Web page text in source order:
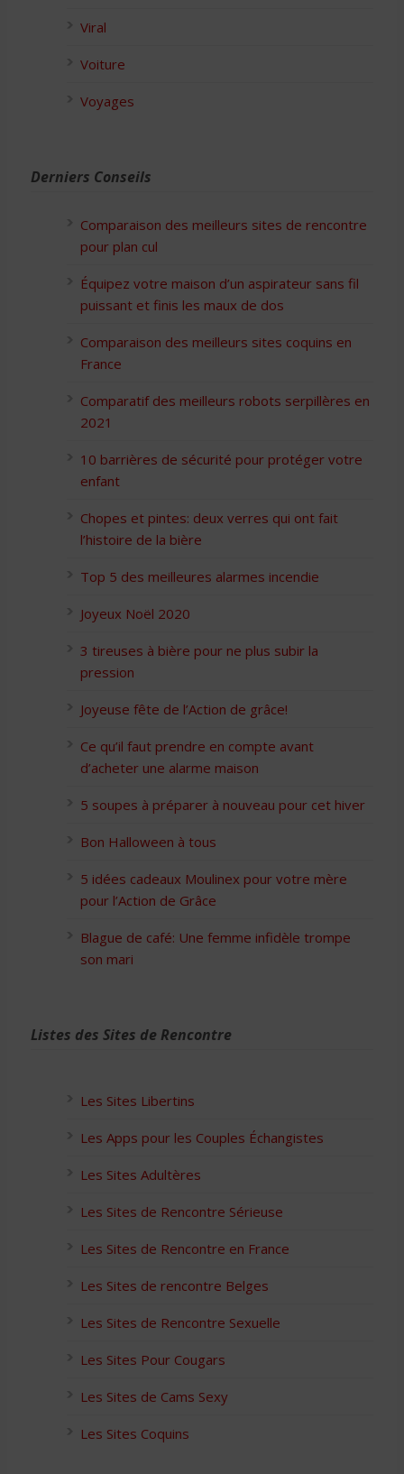
Viral
Voiture
Voyages
Derniers Conseils
Comparaison des meilleurs sites de rencontre
pour plan cul
Équipez votre maison d’un aspirateur sans fil
puissant et finis les maux de dos
Comparaison des meilleurs sites coquins en
France
Comparatif des meilleurs robots serpillères en
2021
10 barrières de sécurité pour protéger votre
enfant
Chopes et pintes: deux verres qui ont fait
l’histoire de la bière
Top 5 des meilleures alarmes incendie
Joyeux Noël 2020
3 tireuses à bière pour ne plus subir la
pression
Joyeuse fête de l’Action de grâce!
Ce qu’il faut prendre en compte avant
d’acheter une alarme maison
5 soupes à préparer à nouveau pour cet hiver
Bon Halloween à tous
5 idées cadeaux Moulinex pour votre mère
pour l’Action de Grâce
Blague de café: Une femme infidèle trompe
son mari
Listes des Sites de Rencontre
Les Sites Libertins
Les Apps pour les Couples Échangistes
Les Sites Adultères
Les Sites de Rencontre Sérieuse
Les Sites de Rencontre en France
Les Sites de rencontre Belges
Les Sites de Rencontre Sexuelle
Les Sites Pour Cougars
Les Sites de Cams Sexy
Les Sites Coquins